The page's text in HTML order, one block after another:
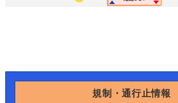
規制・通行止情報